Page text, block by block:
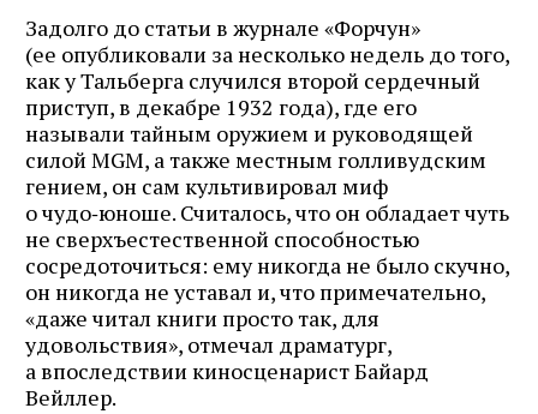
Задолго до статьи в журнале «Форчун»
(ее опубликовали за несколько недель до того,
как у Тальберга случился второй сердечный
приступ, в декабре 1932 года), где его
называли тайным оружием и руководящей
силой MGM, а также местным голливудским
гением, он сам культивировал миф
о чудо‑юноше. Считалось, что он обладает чуть
не сверхъестественной способностью
сосредоточиться: ему никогда не было скучно,
он никогда не уставал и, что примечательно,
«даже читал книги просто так, для
удовольствия», отмечал драматург,
а впоследствии киносценарист Байард
Вейллер.